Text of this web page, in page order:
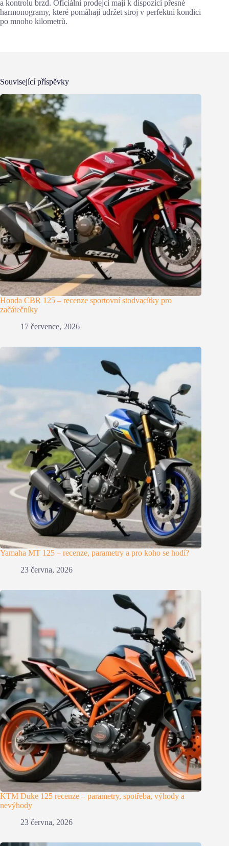
a kontrolu brzd. Oficiální prodejci mají k dispozici přesné
harmonogramy, které pomáhají udržet stroj v perfektní kondici
po mnoho kilometrů.
Související příspěvky
Honda CBR 125 – recenze sportovní stodvacítky pro
začátečníky
17 července, 2026
Yamaha MT 125 – recenze, parametry a pro koho se hodí?
23 června, 2026
KTM Duke 125 recenze – parametry, spotřeba, výhody a
nevýhody
23 června, 2026